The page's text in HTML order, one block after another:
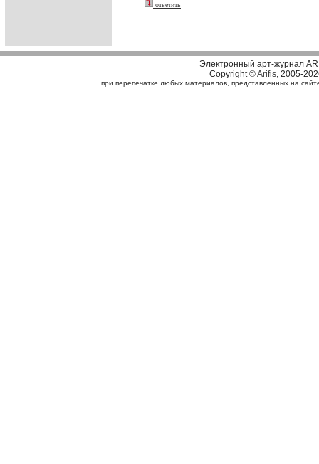
ответить
Электронный арт-журнал
Copyright ©Arifis, 2005-
при перепечатке любых материалов, представленных на